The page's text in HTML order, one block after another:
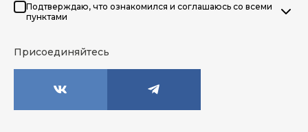
Подтверждаю, что ознакомился и соглашаюсь со всеми
пунктами
Присоединяйтесь